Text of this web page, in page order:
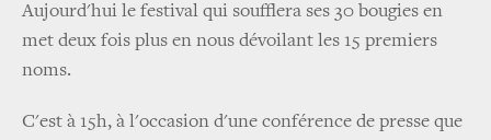
Aujourd'hui le festival qui soufflera ses 30 bougies en
met deux fois plus en nous dévoilant les 15 premiers
noms.
C'est à 15h, à l'occasion d'une conférence de presse que